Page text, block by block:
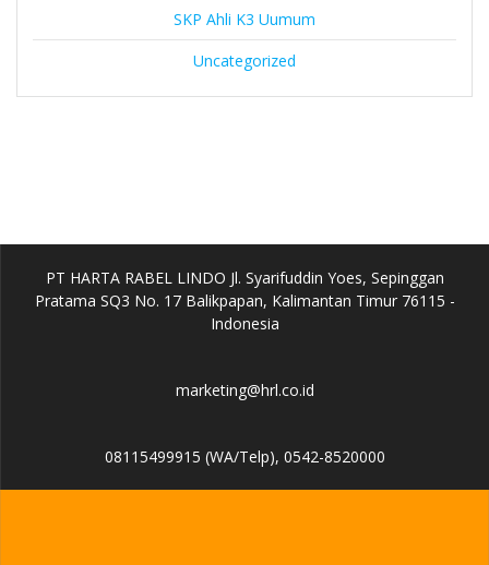
SKP Ahli K3 Uumum
Uncategorized
PT HARTA RABEL LINDO Jl. Syarifuddin Yoes, Sepinggan
Pratama SQ3 No. 17 Balikpapan, Kalimantan Timur 76115 -
Indonesia
marketing@hrl.co.id
08115499915 (WA/Telp), 0542-8520000